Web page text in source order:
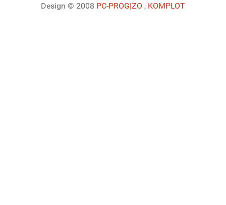
Design © 2008 PC-PROG|ZO , KOMPLOT